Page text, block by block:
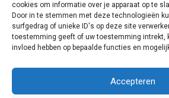
cookies om informatie over je apparaat op te
Door in te stemmen met deze technologieën
surfgedrag of unieke ID's op deze site
toestemming geeft of uw toestemming intrekt,
invloed hebben op bepaalde functies en
Accepteren